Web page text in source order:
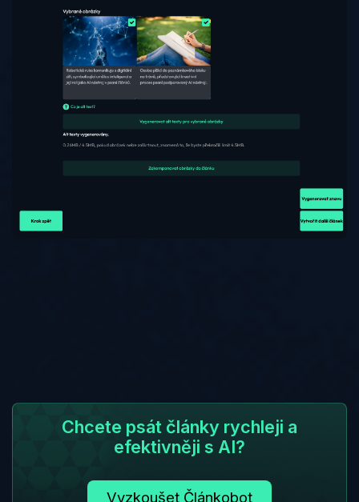
Chcete psát články rychleji a
efektivněji s AI?
Vyzkoušet Článkobot